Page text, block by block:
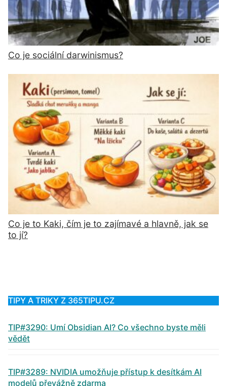
Co je sociální darwinismus?
Co je to Kaki, čím je to zajímavé a hlavně, jak se
to jí?
TIPY A TRIKY Z 365TIPU.CZ
TIP#3290: Umí Obsidian AI? Co všechno byste měli
vědět
TIP#3289: NVIDIA umožňuje přístup k desítkám AI
modelů převážně zdarma